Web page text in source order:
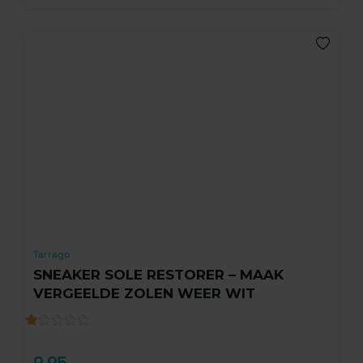
Tarrago
SNEAKER SOLE RESTORER – MAAK
VERGEELDE ZOLEN WEER WIT